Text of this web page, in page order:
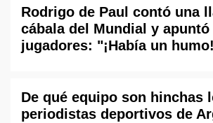
Rodrigo de Paul contó una
cábala del Mundial y
jugadores: "¡Había un
De qué equipo son hinchas
periodistas deportivos de